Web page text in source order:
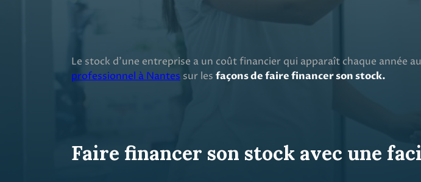
Le stock d’une entreprise a un coût financier qui apparaît chaque année
professionnel à Nantes sur les façons defaire financer son stock.
Faire financer son stock avec une